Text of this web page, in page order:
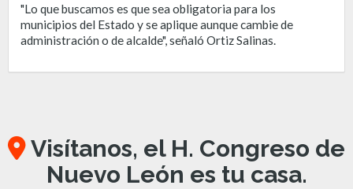
"Lo que buscamos es que sea obligatoria para los
municipios del Estado y se aplique aunque cambie de
administración o de alcalde", señaló Ortiz Salinas.
Visítanos, el H. Congreso de
Nuevo León es tu casa.